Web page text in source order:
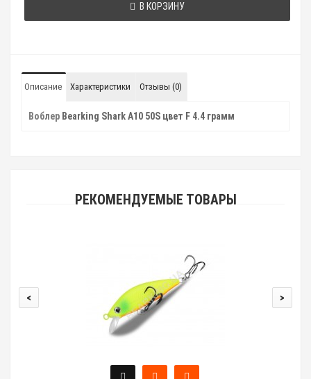
В КОРЗИНУ
Описание Характеристики Отзывы (0)
Воблер Bearking Shark A10 50S цвет F 4.4 грамм
РЕКОМЕНДУЕМЫЕ ТОВАРЫ
< >